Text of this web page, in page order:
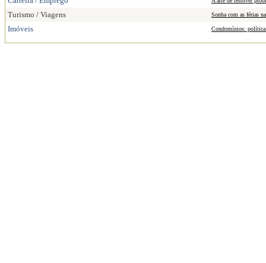
Turismo / Viagens Sonha com as férias
Imóveis Condomínios: política